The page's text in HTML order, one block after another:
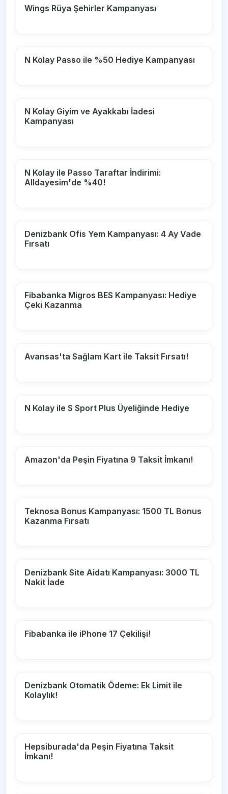
Wings Rüya Şehirler Kampanyası
N Kolay Passo ile %50 Hediye Kampanyası
N Kolay Giyim ve Ayakkabı İadesi
Kampanyası
N Kolay ile Passo Taraftar İndirimi:
Alldayesim'de %40!
Denizbank Ofis Yem Kampanyası: 4 Ay Vade
Fırsatı
Fibabanka Migros BES Kampanyası: Hediye
Çeki Kazanma
Avansas'ta Sağlam Kart ile Taksit Fırsatı!
N Kolay ile S Sport Plus Üyeliğinde Hediye
Amazon'da Peşin Fiyatına 9 Taksit İmkanı!
Teknosa Bonus Kampanyası: 1500 TL Bonus
Kazanma Fırsatı
Denizbank Site Aidatı Kampanyası: 3000 TL
Nakit İade
Fibabanka ile iPhone 17 Çekilişi!
Denizbank Otomatik Ödeme: Ek Limit ile
Kolaylık!
Hepsiburada'da Peşin Fiyatına Taksit
İmkanı!